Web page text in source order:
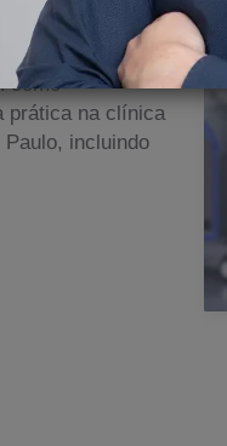
mantém
como
prática na clínica
incluindo